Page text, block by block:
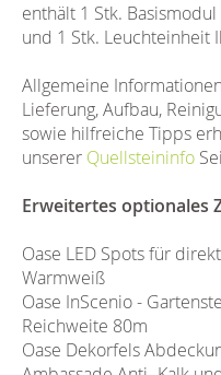
enthält 1 Stk.
und 1 Stk. Leuchteinheit
Allgemeine
Lieferung, Aufbau,
sowie hilfreiche Tipps
unserer Quellsteininfo
Erweitertes optionales
Oase LED Spots für
Warmweiß
Oase InScenio -
Reichweite 80m
Oase Dekorfels